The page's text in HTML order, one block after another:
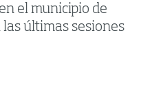
el municipio de
últimas sesiones